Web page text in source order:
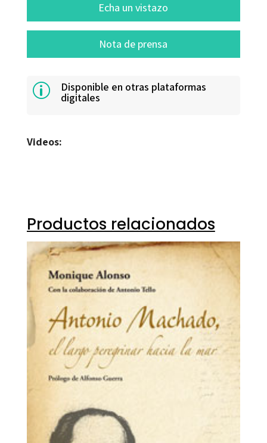
Echa un vistazo
Nota de prensa
p Disponible en otras plataformas
digitales
Videos:
Productos relacionados